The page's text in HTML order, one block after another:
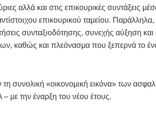
αλλά και στις επικουρικές συντάξεις
επικουρικού ταμείου. Παράλληλα,
συνταξιοδότησης, συνεχής αύξηση
καθώς και πλεόνασμα που ξεπερνά το
συνολική «οικονομική εικόνα» των
με την έναρξη του νέου έτους.